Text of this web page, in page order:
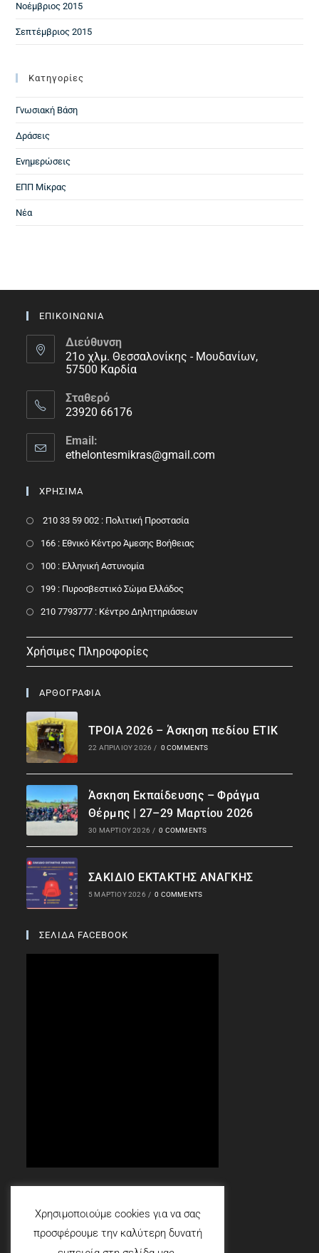
Νοέμβριος 2015
Σεπτέμβριος 2015
Kατηγορίες
Γνωσιακή Βάση
Δράσεις
Ενημερώσεις
ΕΠΠ Μίκρας
Νέα
ΕΠΙΚΟΙΝΩΝΙΑ
Διεύθυνση
21ο χλμ. Θεσσαλονίκης - Μουδανίων,
57500 Καρδία
Σταθερό
23920 66176
Email:
ethelontesmikras@gmail.com
ΧΡΗΣΙΜΑ
210 33 59 002 : Πολιτική Προστασία
166 : Εθνικό Κέντρο Άμεσης Βοήθειας
100 : Ελληνική Αστυνομία
199 : Πυροσβεστικό Σώμα Ελλάδος
210 7793777 : Kέντρο Δηλητηριάσεων
Χρήσιμες Πληροφορίες
ΑΡΘΟΓΡΑΦΙΑ
ΤΡΟΙΑ 2026 – Άσκηση πεδίου ΕΤΙΚ
22 ΑΠΡΙΛΊΟΥ 2026 / 0 COMMENTS
Άσκηση Εκπαίδευσης – Φράγμα
Θέρμης | 27–29 Μαρτίου 2026
30 ΜΑΡΤΊΟΥ 2026 / 0 COMMENTS
ΣΑΚΙΔΙΟ ΕΚΤΑΚΤΗΣ ΑΝΑΓΚΗΣ
5 ΜΑΡΤΊΟΥ 2026 / 0 COMMENTS
ΣΕΛΙΔΑ FACEBOOK
Χρησιμοποιούμε cookies για να σας
προσφέρουμε την καλύτερη δυνατή